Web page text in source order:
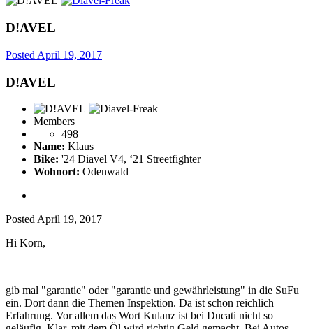
D!AVEL
Posted April 19, 2017
D!AVEL
Members
498
Name: Klaus
Bike: '24 Diavel V4, ‘21 Streetfighter
Wohnort: Odenwald
Posted April 19, 2017
Hi Korn,
gib mal "garantie" oder "garantie und gewährleistung" in die SuFu
ein. Dort dann die Themen Inspektion. Da ist schon reichlich
Erfahrung. Vor allem das Wort Kulanz ist bei Ducati nicht so